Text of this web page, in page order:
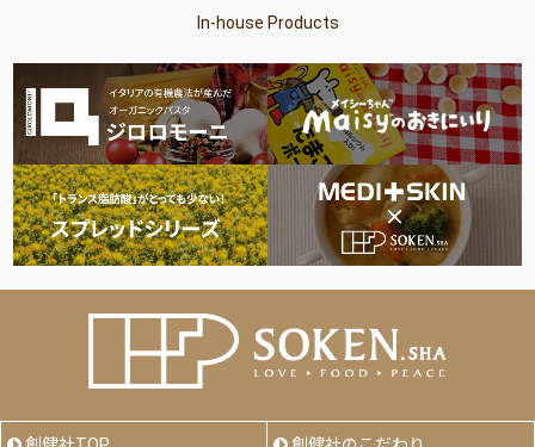
In-house Products